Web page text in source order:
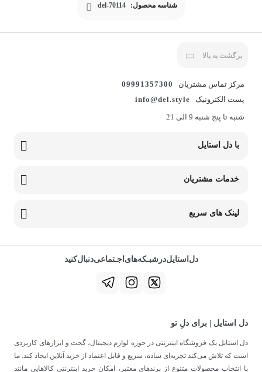
شناسه محصول: del-70114
برگشت به بالا
مرکز تماس مشتریان
09991357300
پست الکترونیک
info@del.style
شنبه تا پنج شنبه 9 الی 21
با دل استایل
خدمات مشتریان
لینک های سریع
دل‌استایل‌در‌‌شبـکه‌های‌اجـتماعی‌دنبال‌کنید
دل استایل | برای دلِ تو
دل استایل یک فروشگاه اینترنتی در حوزه لوازم دیجیتال، گجت و ابزارهای کاربردی
است که تلاش می‌کند تجربه‌ای ساده، سریع و قابل اعتماد از خرید آنلاین ایجاد کند. ما
با انتخاب محصولات متنوع از برندهای معتبر، امکان خرید اینترنتی کالاهایی مانند